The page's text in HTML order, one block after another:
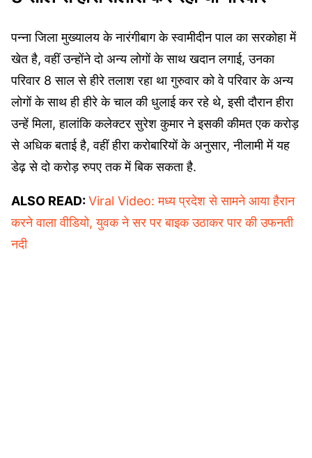
पन्ना जिला मुख्यालय के नारंगीबाग के स्वामीदीन पाल का सरकोहा में
खेत है, वहीं उन्होंने दो अन्य लोगों के साथ खदान लगाई, उनका
परिवार 8 साल से हीरे तलाश रहा था गुरुवार को वे परिवार के अन्य
लोगों के साथ ही हीरे के चाल की धुलाई कर रहे थे, इसी दौरान हीरा
उन्हें मिला, हालांकि कलेक्टर सुरेश कुमार ने इसकी कीमत एक करोड़
से अधिक बताई है, वहीं हीरा करोबारियों के अनुसार, नीलामी में यह
डेढ़ से दो करोड़ रुपए तक में बिक सकता है.
ALSO READ:Viral Video: मध्य प्रदेश से सामने आया हैरान
करने वाला वीडियो, युवक ने सर पर बाइक उठाकर पार की उफनती
नदी